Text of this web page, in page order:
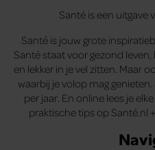
Santé is een uitgave
Santé is jouw grote
Santé staat voor gezond
en lekker in je vel zitten. Maar
waarbij je volop mag
per jaar. En online lees je
praktische tips op Santé.nl